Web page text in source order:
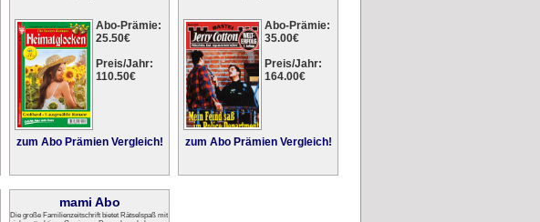
Abo-Prämie:
25.50€
Preis/Jahr:
110.50€
zum Abo Prämien Vergleich!
Abo-Prämie:
35.00€
Preis/Jahr:
164.00€
zum Abo Prämien Vergleich!
mami Abo
Die große Familienzeitschrift bietet Rätselspaß mit